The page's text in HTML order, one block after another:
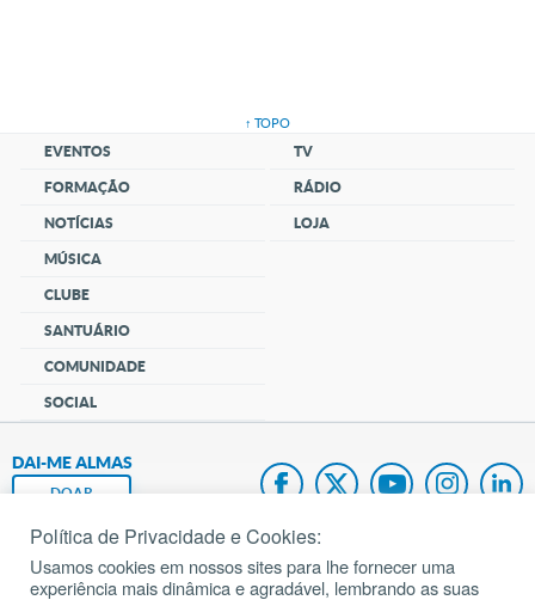
↑ TOPO
EVENTOS
FORMAÇÃO
NOTÍCIAS
MÚSICA
CLUBE
SANTUÁRIO
COMUNIDADE
SOCIAL
TV
RÁDIO
LOJA
DAI-ME ALMAS
DOAR
Fundação João Paulo II
Política de Privacidade e Cookies:
Usamos cookies em nossos sites para lhe fornecer uma
experiência mais dinâmica e agradável, lembrando as suas